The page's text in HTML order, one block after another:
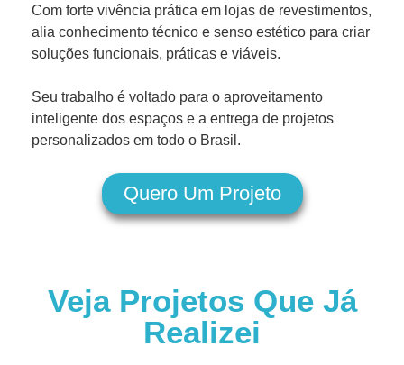
Com forte vivência prática em lojas de revestimentos,
alia conhecimento técnico e senso estético para criar
soluções funcionais, práticas e viáveis.
Seu trabalho é voltado para o aproveitamento
inteligente dos espaços e a entrega de projetos
personalizados em todo o Brasil.
Quero Um Projeto
Veja Projetos Que Já
Realizei